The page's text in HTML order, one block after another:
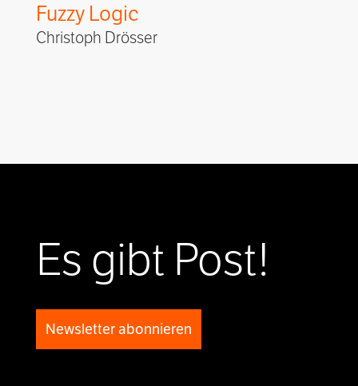
Fuzzy Logic
Christoph Drösser
Es gibt Post!
Newsletter abonnieren